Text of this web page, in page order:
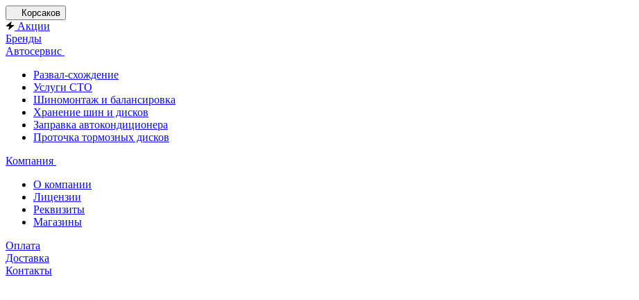
Корсаков
Акции
Бренды
Автосервис
Развал-схождение
Услуги СТО
Шиномонтаж и балансировка
Хранение шин и дисков
Заправка автокондиционера
Проточка тормозных дисков
Компания
О компании
Лицензии
Реквизиты
Магазины
Оплата
Доставка
Контакты